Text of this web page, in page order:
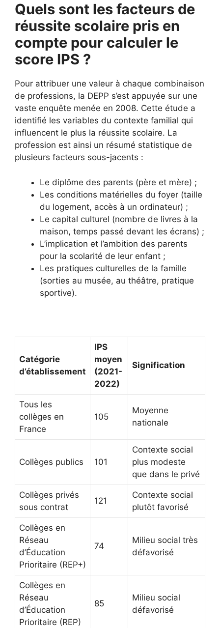
Quels sont les facteurs de
réussite scolaire pris en
compte pour calculer le
score IPS ?
Pour attribuer une valeur à chaque combinaison
de professions, la DEPP s’est appuyée sur une
vaste enquête menée en 2008. Cette étude a
identifié les variables du contexte familial qui
influencent le plus la réussite scolaire. La
profession est ainsi un résumé statistique de
plusieurs facteurs sous-jacents :
Le diplôme des parents (père et mère) ;
Les conditions matérielles du foyer (taille
du logement, accès à un ordinateur) ;
Le capital culturel (nombre de livres à la
maison, temps passé devant les écrans) ;
L’implication et l’ambition des parents
pour la scolarité de leur enfant ;
Les pratiques culturelles de la famille
(sorties au musée, au théâtre, pratique
sportive).
Catégorie
d’établissement
IPS
moyen
(2021-
2022)
Signification
Tous les
collèges en
France
105
Moyenne
nationale
Collèges publics 101
Contexte social
plus modeste
que dans le privé
Collèges privés
sous contrat
121
Contexte social
plutôt favorisé
Collèges en
Réseau
d’Éducation
Prioritaire (REP+)
74
Milieu social très
défavorisé
Collèges en
Réseau
d’Éducation
Prioritaire (REP)
85
Milieu social
défavorisé